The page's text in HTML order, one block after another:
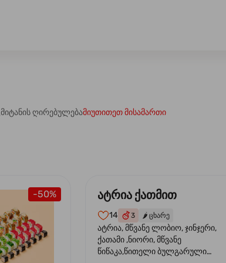
მიტანის ღირებულებამიუთითეთ მისამართი
-50% ატრია ქათმით
14 3 🌶️ ცხარე
ატრია, მწვანე ლობიო, ჯინჯერი,
ქათამი ,ნიორი, მწვანე
წიწაკა,წითელი ბულგარული